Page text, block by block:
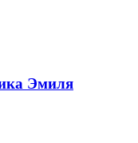
Эмиля